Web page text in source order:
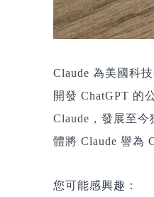
Claude 為美國科
開發 ChatGPT 的
Claude，發展至
體將 Claude 譽為
您可能感興趣：